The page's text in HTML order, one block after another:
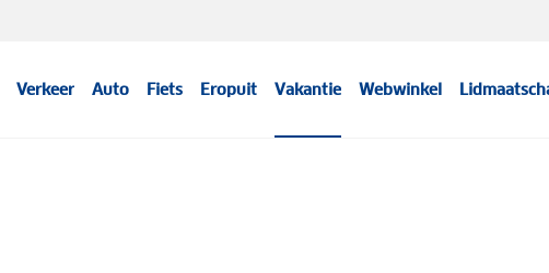
Verkeer Auto Fiets Eropuit Vakantie Webwinkel